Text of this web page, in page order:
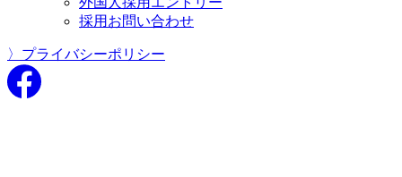
採用お問い合わせ
〉プライバシーポリシー